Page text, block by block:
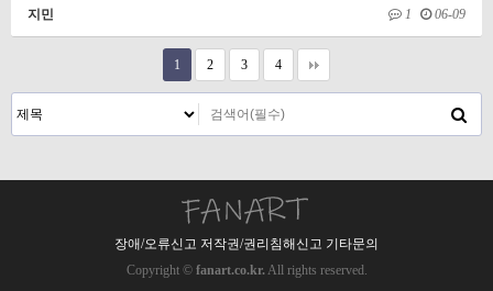
지민 1 06-09
1 2 3 4
장애/오류신고 저작권/권리침해신고 기타문의
Copyright © fanart.co.kr. All rights reserved.